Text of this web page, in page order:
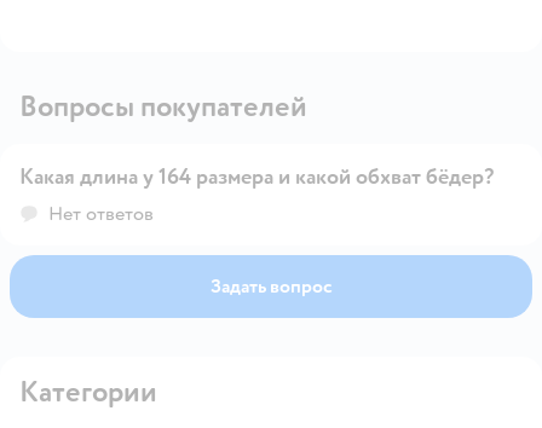
Вопросы покупателей
Какая длина у 164 размера и какой обхват бёдер?
Нет ответов
Задать вопрос
Категории